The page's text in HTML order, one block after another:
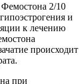
Фемостона 2/10
и
к лечению
происходит
при